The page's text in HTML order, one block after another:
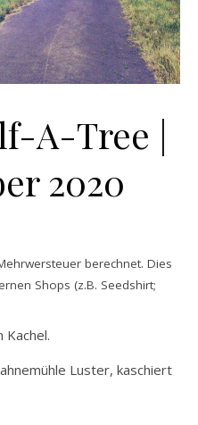
A-Tree |
2020
berechnet. Dies
Shops (z.B. Seedshirt;
Luster, kaschiert